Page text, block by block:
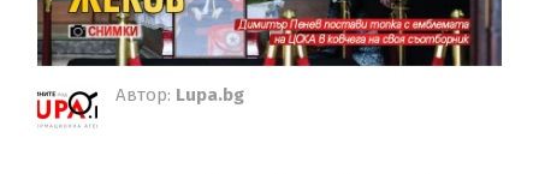
Автор: Lupa.bg